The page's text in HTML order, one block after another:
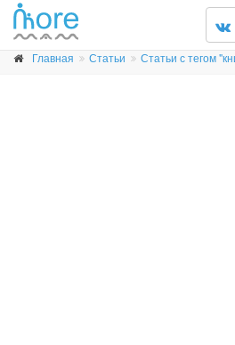
Главная Статьи Статьи с тегом